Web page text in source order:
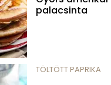
palacsinta
TÖLTÖTT PAPRIKA